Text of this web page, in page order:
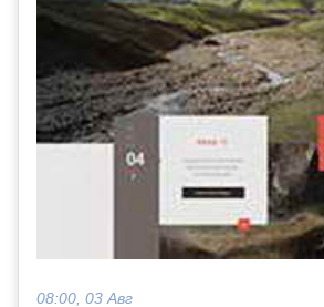
08:00, 03 Авг